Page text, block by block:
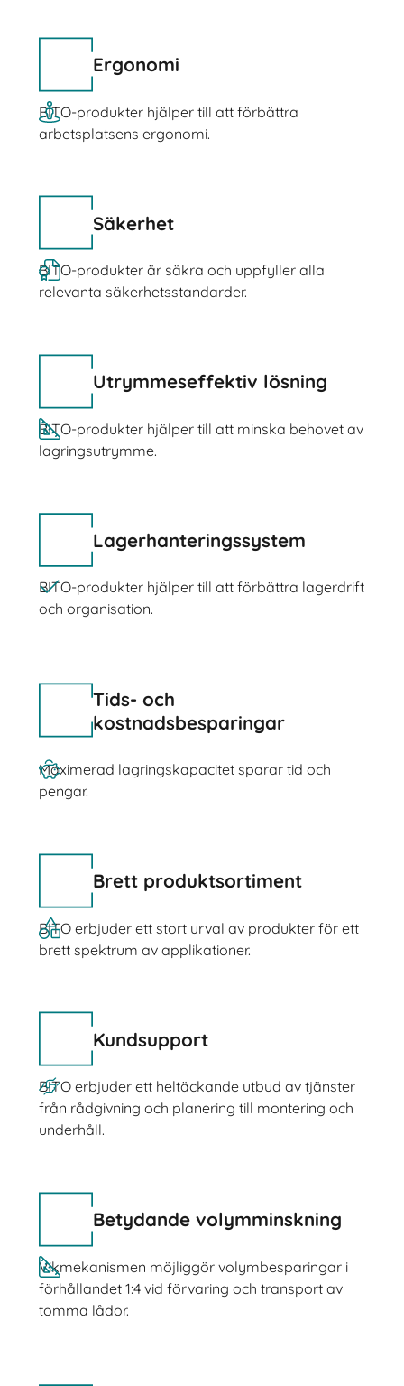
Ergonomi
BITO-produkter hjälper till att förbättra
arbetsplatsens ergonomi.
Säkerhet
BITO-produkter är säkra och uppfyller alla
relevanta säkerhetsstandarder.
Utrymmeseffektiv lösning
BITO-produkter hjälper till att minska behovet av
lagringsutrymme.
Lagerhanteringssystem
BITO-produkter hjälper till att förbättra lagerdrift
och organisation.
Tids- och
kostnadsbesparingar
Maximerad lagringskapacitet sparar tid och
pengar.
Brett produktsortiment
BITO erbjuder ett stort urval av produkter för ett
brett spektrum av applikationer.
Kundsupport
BITO erbjuder ett heltäckande utbud av tjänster
från rådgivning och planering till montering och
underhåll.
Betydande volymminskning
Vikmekanismen möjliggör volymbesparingar i
förhållandet 1:4 vid förvaring och transport av
tomma lådor.